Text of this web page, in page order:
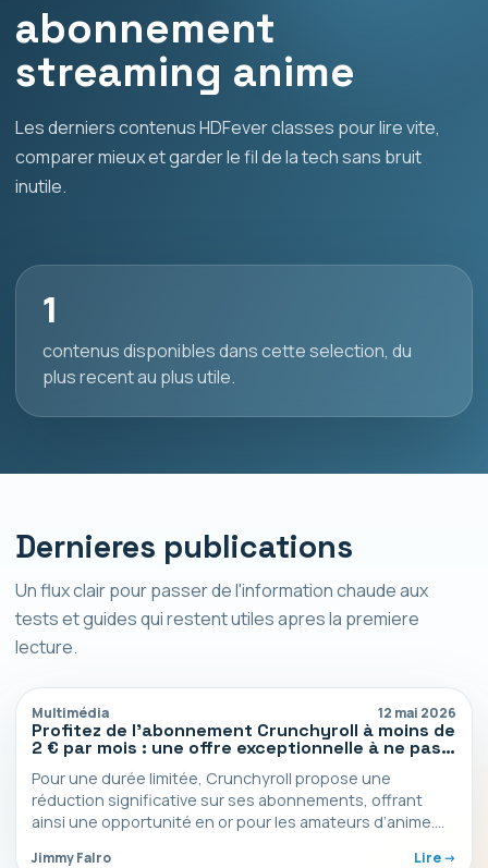
abonnement
streaming anime
Les derniers contenus HDFever classes pour lire vite,
comparer mieux et garder le fil de la tech sans bruit
inutile.
1
contenus disponibles dans cette selection, du
plus recent au plus utile.
Dernieres publications
Un flux clair pour passer de l'information chaude aux
tests et guides qui restent utiles apres la premiere
lecture.
Multimédia 12 mai 2026
Profitez de l’abonnement Crunchyroll à moins de
2 € par mois : une offre exceptionnelle à ne pas
manquer !
Pour une durée limitée, Crunchyroll propose une
réduction significative sur ses abonnements, offrant
ainsi une opportunité en or pour les amateurs d’anime.
Jimmy Falro Lire ->